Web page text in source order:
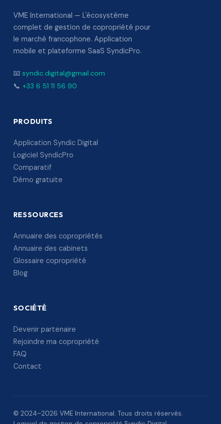
VME International — L'écosystème
complet de gestion de copropriété pour
le marché francophone. Application
mobile et plateforme SaaS SyndicPro.
📧 syndic.digital@gmail.com
📞 +33 6 51 11 56 90
PRODUITS
Application Syndic Digital
Logiciel SyndicPro
Comparatif
Démo gratuite
RESSOURCES
Annuaire des copropriétés
Annuaire des cabinets
Glossaire copropriété
Blog
SOCIÉTÉ
Devenir partenaire
Rejoindre ma copropriété
FAQ
Contact
© 2024–2026 VME International. Tous droits réservés.